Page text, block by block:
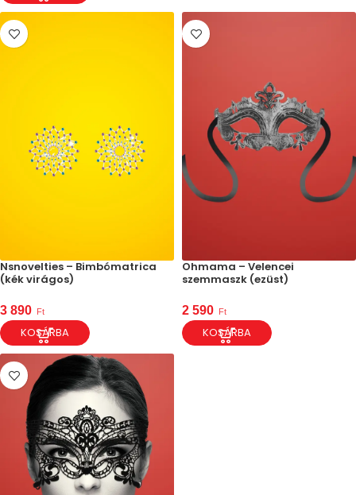
Nsnovelties – Bimbómatrica
(kék virágos)
3 890 Ft
KOSÁRBA
Ohmama – Velencei
szemmaszk (ezüst)
2 590 Ft
KOSÁRBA